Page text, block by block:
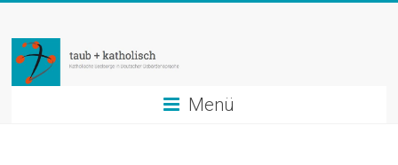
springen
taub
+
katholisch
Menü